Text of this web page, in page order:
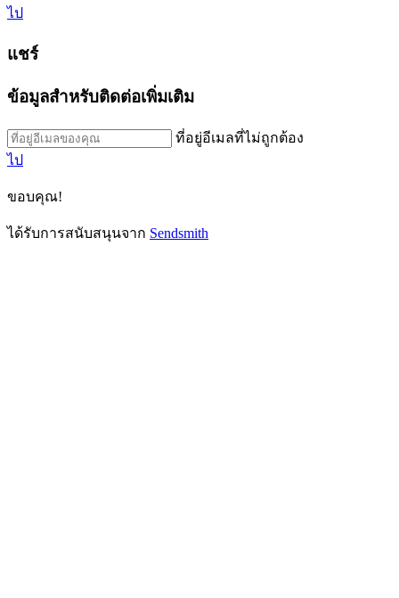
ไป
แชร์
ข้อมูลสำหรับติดต่อเพิ่มเติม
ที่อยู่อีเมลที่ไม่ถูกต้อง
ไป
ขอบคุณ!
ได้รับการสนับสนุนจาก Sendsmith